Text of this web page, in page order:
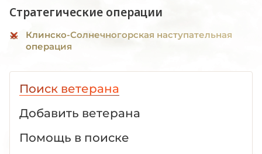
Стратегические операции
Клинско-Солнечногорская наступательная
операция
Поиск ветерана
Добавить ветерана
Помощь в поиске